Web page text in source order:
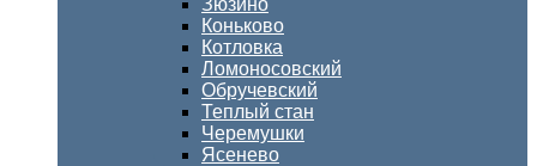
Зюзино
Коньково
Котловка
Ломоносовский
Обручевский
Теплый стан
Черемушки
Ясенево